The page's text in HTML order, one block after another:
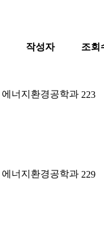
작성자 조회
에너지환경공학과 223
에너지환경공학과 229